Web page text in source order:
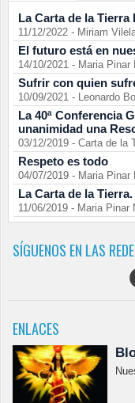
La Carta de la Tierra
11/12/2022 - Miriam
El futuro está en
14/10/2021 - Maria Pinar
Sufrir con quien
10/09/2021 - Leonardo
La 40ª Conferencia
unanimidad una
03/12/2019 - Carta de la
Respeto es todo
04/07/2019 - Maria Pinar
La Carta de la
11/06/2019 - Maria Pinar
SÍGUENOS EN LAS
ENLACES